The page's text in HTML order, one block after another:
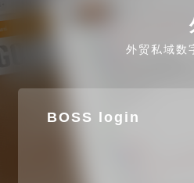
外贸私域数
BOSS login